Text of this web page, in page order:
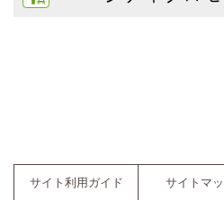
サイト利用ガイド サイトマ